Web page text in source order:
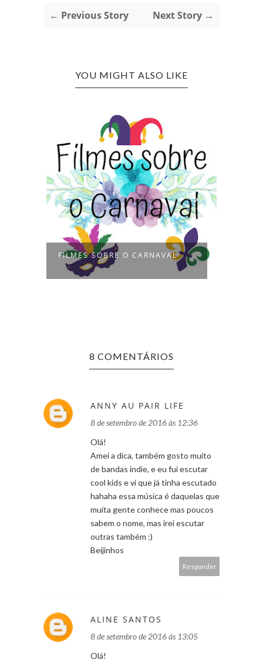
← Previous Story Next Story →
YOU MIGHT ALSO LIKE
FILMES SOBRE O CARNAVAL
8 COMENTÁRIOS
ANNY AU PAIR LIFE
8 de setembro de 2016 às 12:36
Olá!
Amei a dica, também gosto muito
de bandas indie, e eu fui escutar
cool kids e vi que já tinha escutado
hahaha essa música é daquelas que
muita gente conhece mas poucos
sabem o nome, mas irei escutar
outras também :)
Beijinhos
Responder
ALINE SANTOS
8 de setembro de 2016 às 13:05
Olá!